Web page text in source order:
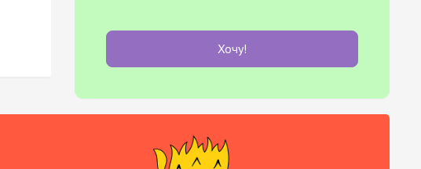
Хочу!